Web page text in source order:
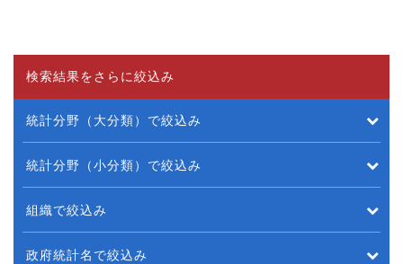
検索結果をさらに絞込み
統計分野（大分類）で絞込み
統計分野（小分類）で絞込み
組織で絞込み
政府統計名で絞込み